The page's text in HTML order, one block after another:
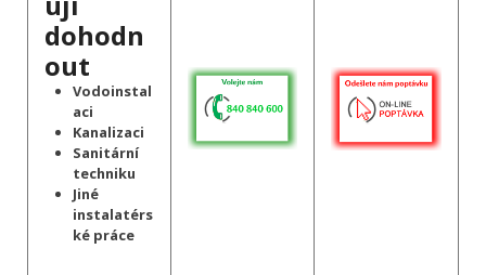
dohodn
out
Vodoinstal
aci
Kanalizaci
Sanitární
techniku
Jiné
instalatérs
ké práce